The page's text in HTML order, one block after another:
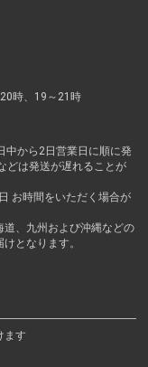
時、19～21時
中から2日営業日に順に発
どは発送が遅れることが
お時間をいただく場合が
、九州および沖縄などの
となります。
ます